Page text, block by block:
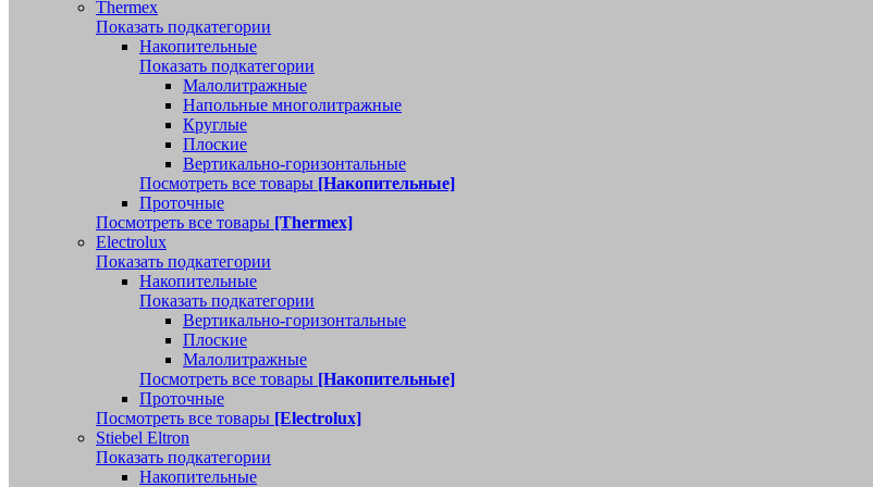
Thermex
Показать подкатегории
Накопительные
Показать подкатегории
Малолитражные
Напольные многолитражные
Круглые
Плоские
Вертикально-горизонтальные
Посмотреть все товары [Накопительные]
Проточные
Посмотреть все товары [Thermex]
Electrolux
Показать подкатегории
Накопительные
Показать подкатегории
Вертикально-горизонтальные
Плоские
Малолитражные
Посмотреть все товары [Накопительные]
Проточные
Посмотреть все товары [Electrolux]
Stiebel Eltron
Показать подкатегории
Накопительные